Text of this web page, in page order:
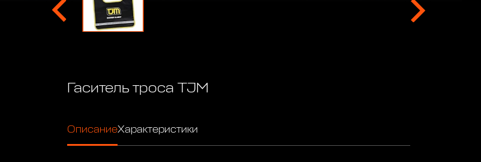
Гаситель троса TJM
ОписаниеХарактеристики